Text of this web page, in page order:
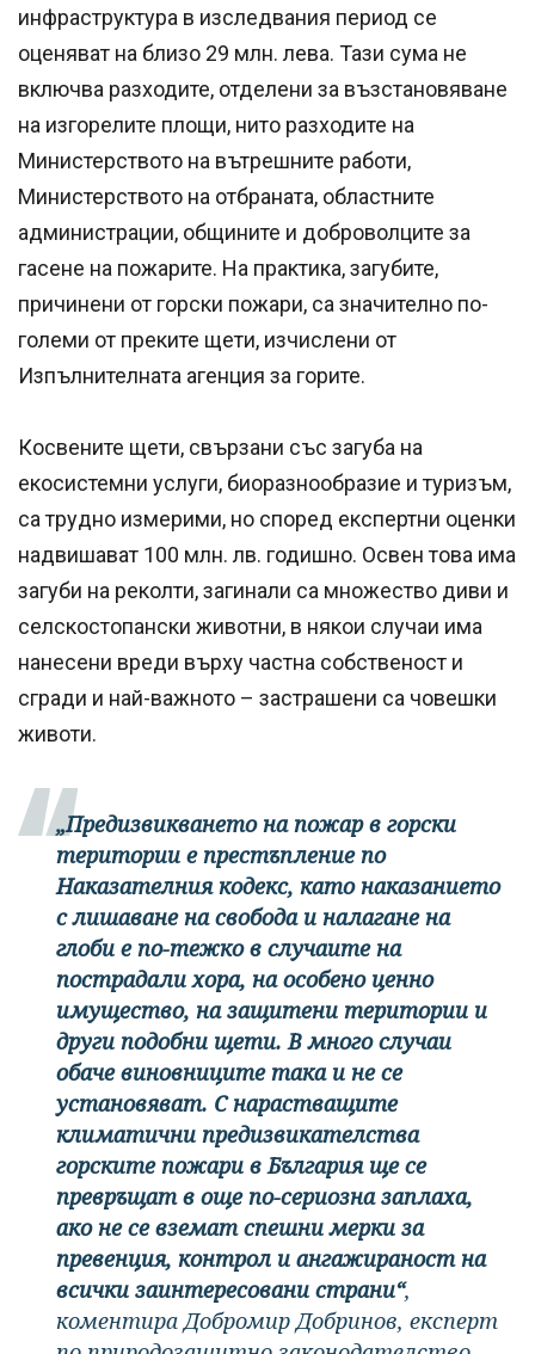
инфраструктура в изследвания период се
оценяват на близо 29 млн. лева. Тази сума не
включва разходите, отделени за възстановяване
на изгорелите площи, нито разходите на
Министерството на вътрешните работи,
Министерството на отбраната, областните
администрации, общините и доброволците за
гасене на пожарите. На практика, загубите,
причинени от горски пожари, са значително по-
големи от преките щети, изчислени от
Изпълнителната агенция за горите.
Косвените щети, свързани със загуба на
екосистемни услуги, биоразнообразие и туризъм,
са трудно измерими, но според експертни оценки
надвишават 100 млн. лв. годишно. Освен това има
загуби на реколти, загинали са множество диви и
селскостопански животни, в някои случаи има
нанесени вреди върху частна собственост и
сгради и най-важното – застрашени са човешки
животи.
„Предизвикването на пожар в горски
територии е престъпление по
Наказателния кодекс, като наказанието
с лишаване на свобода и налагане на
глоби е по-тежко в случаите на
пострадали хора, на особено ценно
имущество, на защитени територии и
други подобни щети. В много случаи
обаче виновниците така и не се
установяват. С нарастващите
климатични предизвикателства
горските пожари в България ще се
превръщат в още по-сериозна заплаха,
ако не се вземат спешни мерки за
превенция, контрол и ангажираност на
всички заинтересовани страни“,
коментира Добромир Добринов, експерт